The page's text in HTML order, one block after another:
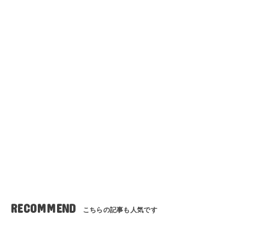
RECOMMEND